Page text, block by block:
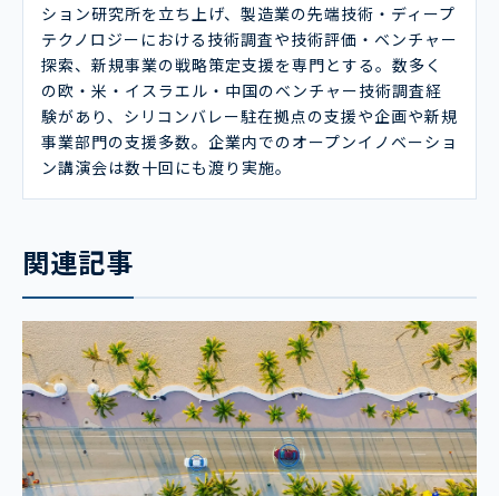
ション研究所を立ち上げ、製造業の先端技術・ディープ
テクノロジーにおける技術調査や技術評価・ベンチャー
探索、新規事業の戦略策定支援を専門とする。数多く
の欧・米・イスラエル・中国のベンチャー技術調査経
験があり、シリコンバレー駐在拠点の支援や企画や新規
事業部門の支援多数。企業内でのオープンイノベーショ
ン講演会は数十回にも渡り実施。
関連記事